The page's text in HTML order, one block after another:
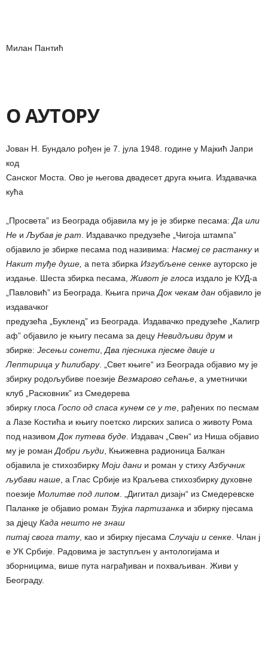
Милан Пантић
ОАУТОРУ
Јован Н. Бундало рођен је 7. јула 1948. године у Мајкић Јапри
код
Санског Моста. Ово је његова двадесет друга књига. Издавачка
кућа
„Просвета” из Београда објавила му је је збирке песама: Да или
Не и Љубав је рат . Издавачко предузеће „Чигоја штампа”
објавило је збирке песама под називима: Насмеј се растанку и
Накит туђе душе, а пета збирка Изгубљене сенке ауторско је
издање. Шеста збирка песама, Живот је глоса издало је КУД-а
„Павловић” из Београда. Књига прича Док чекам дан објавило је
издавачког
предузећа „Букленд” из Београда. Издавачко предузеће „Калигр
аф” објавило је књигу песама за децу Невидљиви друм и
збирке: Јесењи сонети Два пјесника пјесме двије и
Лептирица у ћилибару. „Свет књиге“ из Београда објавио му је
збирку родољубиве поезије Везмарово сећање , а уметнички
клуб „Расковник” из Смедерева
збирку глоса Госпо од спаса кунем се у те , рађених по песмам
а Лазе Костића и књигу поетско лирских записа о животу Рома
под називом Док путева буде . Издавач „Свен“ из Ниша објавио
му је роман Добри људи , Књижевна радионица Балкан
објавила је стихозбирку Моји дани и роман у стиху Азбучник
љубави наше , а Глас Србије из Краљева стихозбирку духовне
поезије Молитве под липом . „Дигитал дизајн“ из Смедеревске
Паланке је објавио роман Ђујка партизанка и збирку пјесама
за дјецу Када нешто не знаш
питај свога тату, као и збирку пјесама Случаји и сенке . Члан ј
е УК Србије. Радовима је заступљен у антологијама и
зборницима, више пута награђиван и похваљиван. Живи у
Београду.